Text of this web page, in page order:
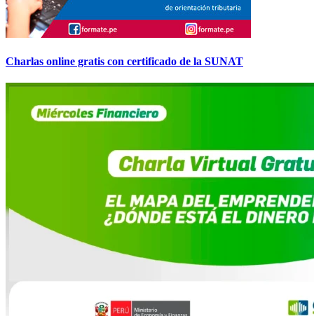
Charlas online gratis con certificado de la SUNAT